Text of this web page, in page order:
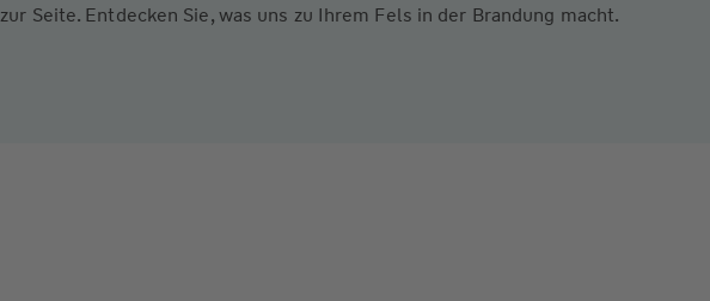
Seite. Entdecken Sie, was uns zu Ihrem Fels in der Brandung macht.